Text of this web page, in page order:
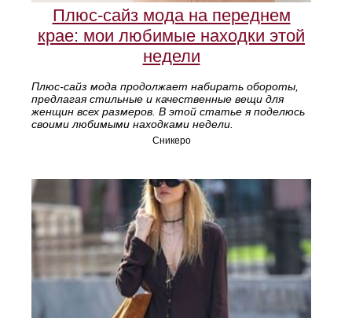
Плюс-сайз мода на переднем
крае: мои любимые находки этой
недели
Плюс-сайз мода продолжает набирать обороты,
предлагая стильные и качественные вещи для
женщин всех размеров. В этой статье я поделюсь
своими любимыми находками недели.
Сникеро